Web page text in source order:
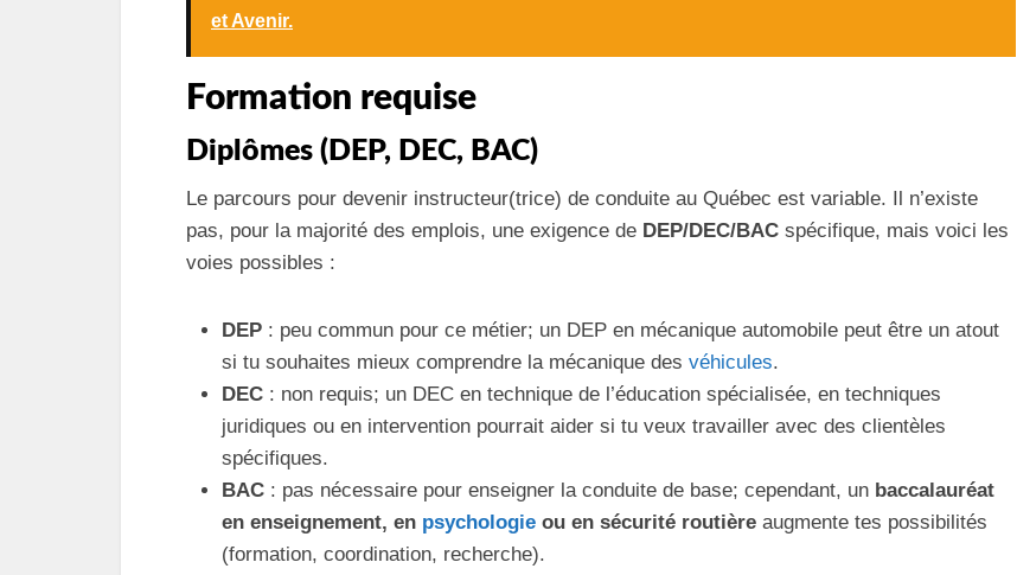
et Avenir.
Formation requise
Diplômes (DEP, DEC, BAC)
Le parcours pour devenir instructeur(trice) de conduite au Québec est variable. Il n’existe
pas, pour la majorité des emplois, une exigence de DEP/DEC/BAC spécifique, mais voici les
voies possibles :
DEP : peu commun pour ce métier; un DEP en mécanique automobile peut être un atout
si tu souhaites mieux comprendre la mécanique des véhicules.
DEC : non requis; un DEC en technique de l’éducation spécialisée, en techniques
juridiques ou en intervention pourrait aider si tu veux travailler avec des clientèles
spécifiques.
BAC : pas nécessaire pour enseigner la conduite de base; cependant, un baccalauréat
en enseignement, en psychologie ou en sécurité routière augmente tes possibilités
(formation, coordination, recherche).